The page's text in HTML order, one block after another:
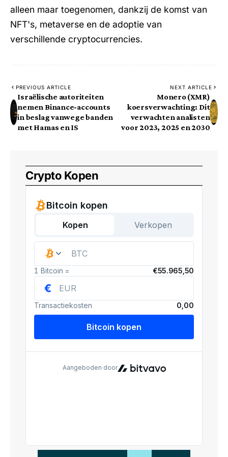
alleen maar toegenomen, dankzij de komst van
NFT's, metaverse en de adoptie van
verschillende cryptocurrencies.
PREVIOUS ARTICLE
Israëlische autoriteiten
nemen Binance-accounts
in beslag vanwege banden
met Hamas en IS
NEXT ARTICLE
Monero (XMR)
koersverwachting: Dit
verwachten analisten
voor 2023, 2025 en 2030
Crypto Kopen